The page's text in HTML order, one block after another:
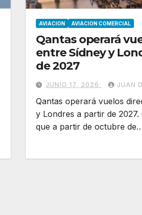
AVIACION AVIACION COMERCIAL
Qantas operará
entre Sídney y
de 2027
JUNIO 17, 2026 JUAN
Qantas operará vuelos
y Londres a partir de 2027.
que a partir de octubre